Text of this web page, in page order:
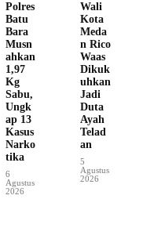
Polres
Batu
Bara
Musn
ahkan
1,97
Kg
Sabu,
Ungk
ap 13
Kasus
Narko
tika
6
Agustus
2026
Wali
Kota
Meda
n Rico
Waas
Dikuk
uhkan
Jadi
Duta
Ayah
Telad
an
5
Agustus
2026